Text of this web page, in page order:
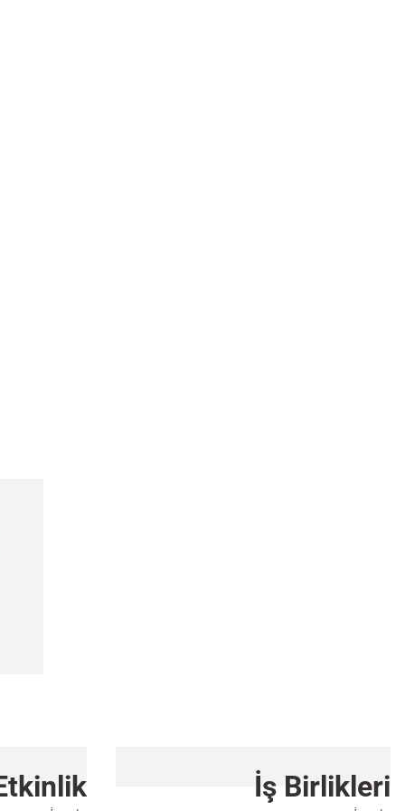
İş Birlikleri